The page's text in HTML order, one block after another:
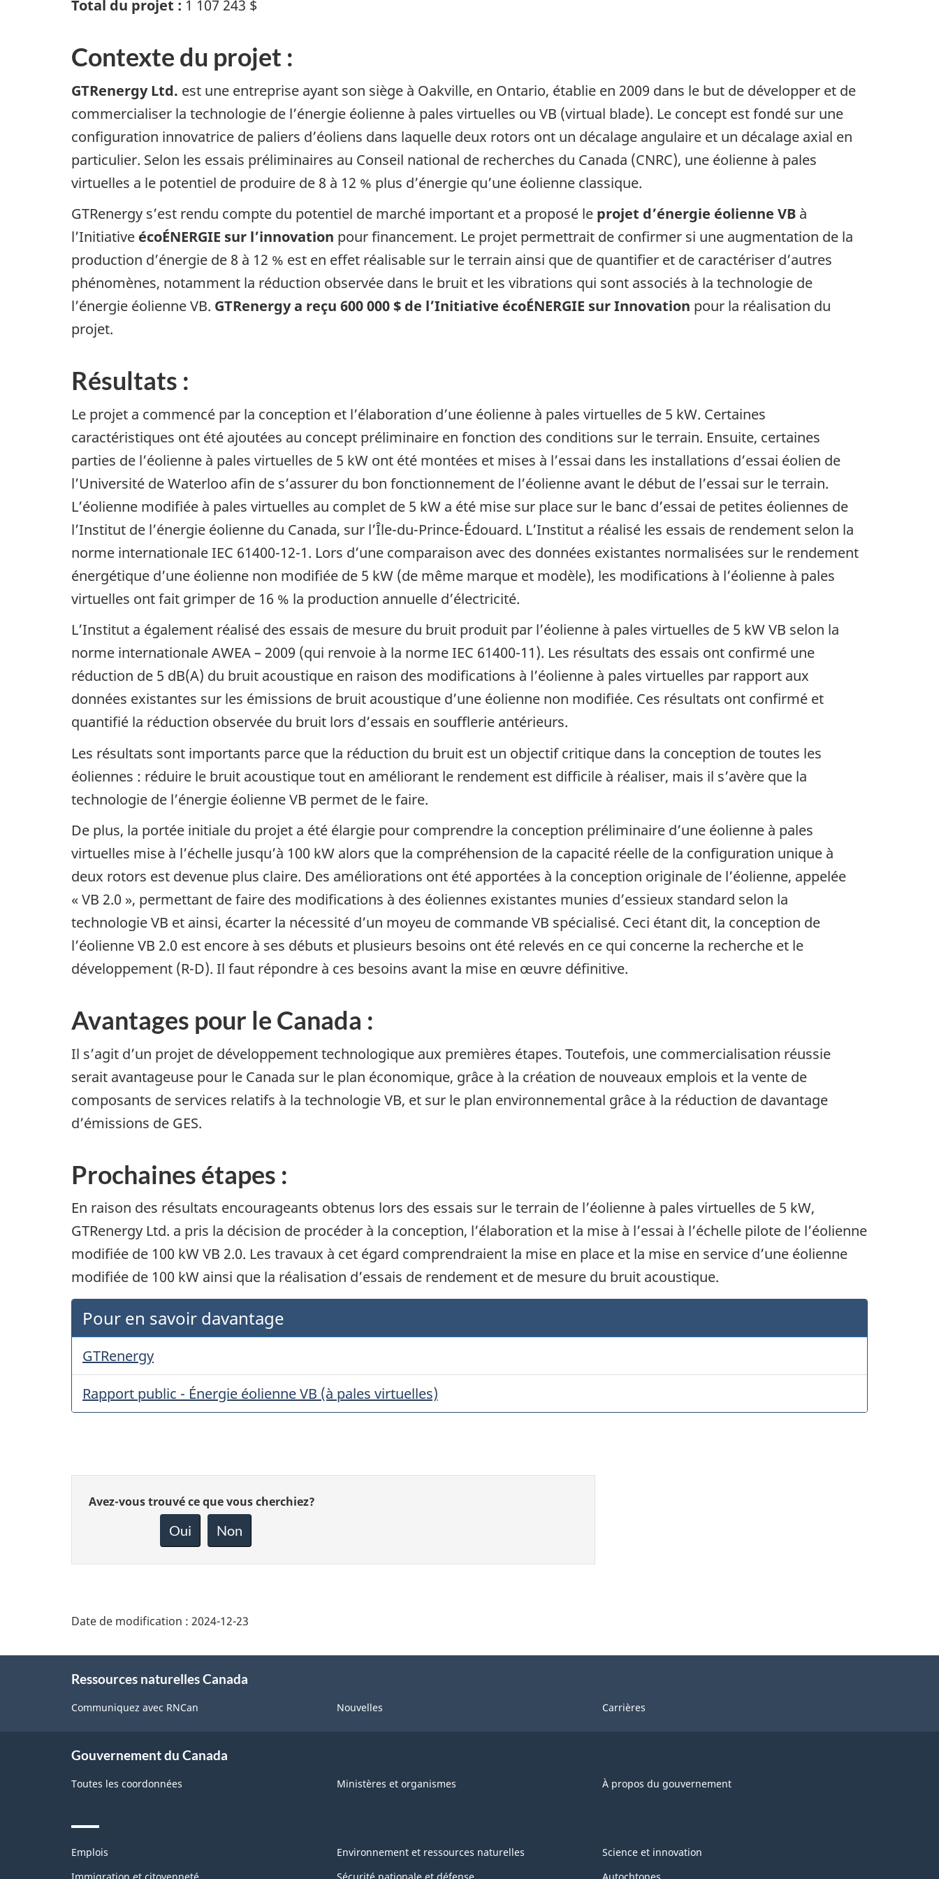
Total du projet : 1 107 243 $
Contexte du projet :
GTRenergy Ltd. est une entreprise ayant son siège à Oakville, en Ontario, établie en 2009 dans le but de développer et de
commercialiser la technologie de l’énergie éolienne à pales virtuelles ou VB (virtual blade). Le concept est fondé sur une
configuration innovatrice de paliers d’éoliens dans laquelle deux rotors ont un décalage angulaire et un décalage axial en
particulier. Selon les essais préliminaires au Conseil national de recherches du Canada (CNRC), une éolienne à pales
virtuelles a le potentiel de produire de 8 à 12 % plus d’énergie qu’une éolienne classique.
GTRenergy s’est rendu compte du potentiel de marché important et a proposé le projet d’énergie éolienne VB à
l’Initiative écoÉNERGIE sur l’innovation pour financement. Le projet permettrait de confirmer si une augmentation de la
production d’énergie de 8 à 12 % est en effet réalisable sur le terrain ainsi que de quantifier et de caractériser d’autres
phénomènes, notamment la réduction observée dans le bruit et les vibrations qui sont associés à la technologie de
l’énergie éolienne VB. GTRenergy a reçu 600 000 $ de l’Initiative écoÉNERGIE sur Innovation pour la réalisation du
projet.
Résultats :
Le projet a commencé par la conception et l’élaboration d’une éolienne à pales virtuelles de 5 kW. Certaines
caractéristiques ont été ajoutées au concept préliminaire en fonction des conditions sur le terrain. Ensuite, certaines
parties de l’éolienne à pales virtuelles de 5 kW ont été montées et mises à l’essai dans les installations d’essai éolien de
l’Université de Waterloo afin de s’assurer du bon fonctionnement de l’éolienne avant le début de l’essai sur le terrain.
L’éolienne modifiée à pales virtuelles au complet de 5 kW a été mise sur place sur le banc d’essai de petites éoliennes de
l’Institut de l’énergie éolienne du Canada, sur l’Île-du-Prince-Édouard. L’Institut a réalisé les essais de rendement selon la
norme internationale IEC 61400-12-1. Lors d’une comparaison avec des données existantes normalisées sur le rendement
énergétique d’une éolienne non modifiée de 5 kW (de même marque et modèle), les modifications à l’éolienne à pales
virtuelles ont fait grimper de 16 % la production annuelle d’électricité.
L’Institut a également réalisé des essais de mesure du bruit produit par l’éolienne à pales virtuelles de 5 kW VB selon la
norme internationale AWEA – 2009 (qui renvoie à la norme IEC 61400-11). Les résultats des essais ont confirmé une
réduction de 5 dB(A) du bruit acoustique en raison des modifications à l’éolienne à pales virtuelles par rapport aux
données existantes sur les émissions de bruit acoustique d’une éolienne non modifiée. Ces résultats ont confirmé et
quantifié la réduction observée du bruit lors d’essais en soufflerie antérieurs.
Les résultats sont importants parce que la réduction du bruit est un objectif critique dans la conception de toutes les
éoliennes : réduire le bruit acoustique tout en améliorant le rendement est difficile à réaliser, mais il s’avère que la
technologie de l’énergie éolienne VB permet de le faire.
De plus, la portée initiale du projet a été élargie pour comprendre la conception préliminaire d’une éolienne à pales
virtuelles mise à l’échelle jusqu’à 100 kW alors que la compréhension de la capacité réelle de la configuration unique à
deux rotors est devenue plus claire. Des améliorations ont été apportées à la conception originale de l’éolienne, appelée
« VB 2.0 », permettant de faire des modifications à des éoliennes existantes munies d’essieux standard selon la
technologie VB et ainsi, écarter la nécessité d’un moyeu de commande VB spécialisé. Ceci étant dit, la conception de
l’éolienne VB 2.0 est encore à ses débuts et plusieurs besoins ont été relevés en ce qui concerne la recherche et le
développement (R-D). Il faut répondre à ces besoins avant la mise en œuvre définitive.
Avantages pour le Canada :
Il s’agit d’un projet de développement technologique aux premières étapes. Toutefois, une commercialisation réussie
serait avantageuse pour le Canada sur le plan économique, grâce à la création de nouveaux emplois et la vente de
composants de services relatifs à la technologie VB, et sur le plan environnemental grâce à la réduction de davantage
d’émissions de GES.
Prochaines étapes :
En raison des résultats encourageants obtenus lors des essais sur le terrain de l’éolienne à pales virtuelles de 5 kW,
GTRenergy Ltd. a pris la décision de procéder à la conception, l’élaboration et la mise à l’essai à l’échelle pilote de l’éolienne
modifiée de 100 kW VB 2.0. Les travaux à cet égard comprendraient la mise en place et la mise en service d’une éolienne
modifiée de 100 kW ainsi que la réalisation d’essais de rendement et de mesure du bruit acoustique.
Pour en savoir davantage
GTRenergy
Rapport public - Énergie éolienne VB (à pales virtuelles)
Donnez
Avez-vous trouvé ce que vous cherchiez?
Oui Non
Date de modification : 2024-12-23
Ressources naturelles Canada
Communiquez avec RNCan Nouvelles Carrières
Gouvernement du Canada
Toutes les coordonnées Ministères et organismes À propos du gouvernement
Themes
Emplois
Environnement et ressources naturelles
Science et innovation